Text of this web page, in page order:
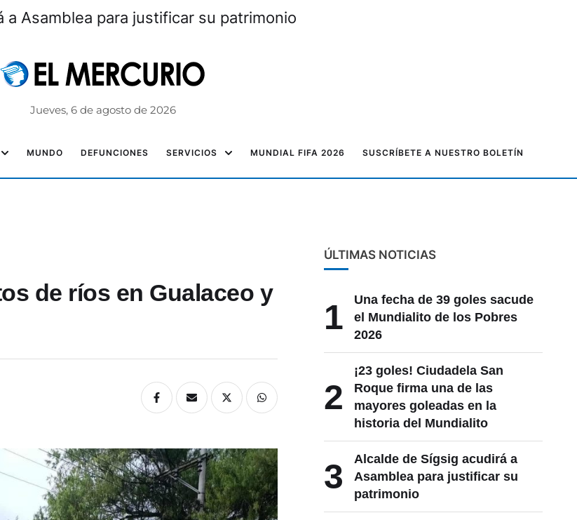
a Asamblea para justificar su patrimonio
Jueves, 6 de agosto de 2026
MUNDO DEFUNCIONES SERVICIOS MUNDIAL FIFA 2026 SUSCRÍBETE A NUESTRO BOLETÍN
de ríos en Gualaceo y
ÚLTIMAS NOTICIAS
1
Una fecha de 39 goles sacude
el Mundialito de los Pobres
2026
2
¡23 goles! Ciudadela San
Roque firma una de las
mayores goleadas en la
historia del Mundialito
3
Alcalde de Sígsig acudirá a
Asamblea para justificar su
patrimonio